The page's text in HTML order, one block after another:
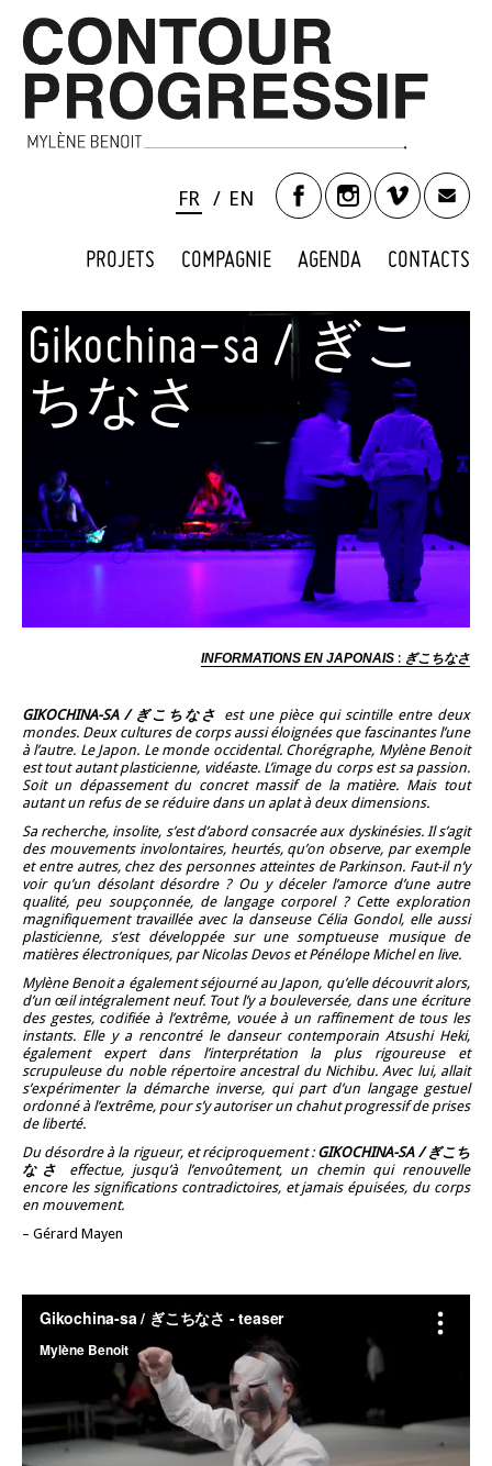
FR EN
PROJETS COMPAGNIE AGENDA CONTACTS
Gikochina-sa / ぎこ
ちなさ
INFORMATIONS EN JAPONAIS : ぎこちなさ
GIKOCHINA-SA / ぎこちなさ est une pièce qui scintille entre deux
mondes. Deux cultures de corps aussi éloignées que fascinantes l’une
à l’autre. Le Japon. Le monde occidental. Chorégraphe, Mylène Benoit
est tout autant plasticienne, vidéaste. L’image du corps est sa passion.
Soit un dépassement du concret massif de la matière. Mais tout
autant un refus de se réduire dans un aplat à deux dimensions.
Sa recherche, insolite, s’est d’abord consacrée aux dyskinésies. Il s’agit
des mouvements involontaires, heurtés, qu’on observe, par exemple
et entre autres, chez des personnes atteintes de Parkinson. Faut-il n’y
voir qu’un désolant désordre ? Ou y déceler l’amorce d’une autre
qualité, peu soupçonnée, de langage corporel ? Cette exploration
magnifiquement travaillée avec la danseuse Célia Gondol, elle aussi
plasticienne, s’est développée sur une somptueuse musique de
matières électroniques, par Nicolas Devos et Pénélope Michel en live.
Mylène Benoit a également séjourné au Japon, qu’elle découvrit alors,
d’un œil intégralement neuf. Tout l’y a bouleversée, dans une écriture
des gestes, codifiée à l’extrême, vouée à un raffinement de tous les
instants. Elle y a rencontré le danseur contemporain Atsushi Heki,
également expert dans l’interprétation la plus rigoureuse et
scrupuleuse du noble répertoire ancestral du Nichibu. Avec lui, allait
s’expérimenter la démarche inverse, qui part d’un langage gestuel
ordonné à l’extrême, pour s’y autoriser un chahut progressif de prises
de liberté.
Du désordre à la rigueur, et réciproquement :GIKOCHINA-SA / ぎこち
なさ
effectue, jusqu’à l’envoûtement, un chemin qui renouvelle
encore les significations contradictoires, et jamais épuisées, du corps
en mouvement.
– Gérard Mayen